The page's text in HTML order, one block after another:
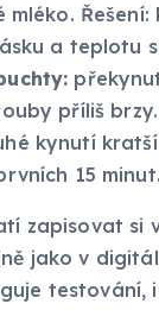
mléko.
a teplotu
příliš brzy.
kynutí
15 minut.
zapisovat si
jako v
testování,